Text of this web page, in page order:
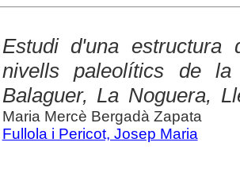
Estudi d'una
nivells paleolítics de
Balaguer, La Noguera,
Maria Mercè Bergadà Zapata
Fullola i Pericot, Josep Maria